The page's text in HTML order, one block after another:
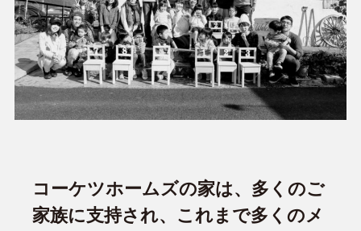
コーケツホームズの家は、多くのご
家族に支持され、これまで多くのメ